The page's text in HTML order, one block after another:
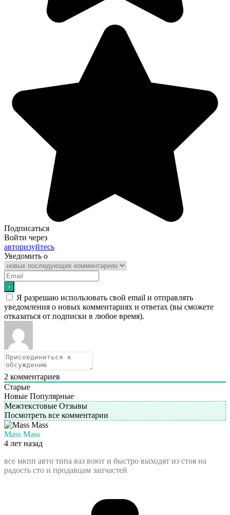
Подписаться
Войти через
авторизуйтесь
Уведомить о
Я разрешаю использовать свой email и отправлять
уведомления о новых комментариях и ответах (вы cможете
отказаться от подписки в любое время).
2 комментариев
Старые
Новые Популярные
Межтекстовые Отзывы
Посмотреть все комментарии
Mass Mass
4 лет назад
все мкпп авто типа ваз воют и быстро выходят из стоя на
радость сто и продавцам запчастей